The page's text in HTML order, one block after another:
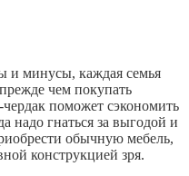
и минусы, каждая семья
чем покупать
поможет сэкономить
надо гнаться за выгодой и
обычную мебель,
конструкцией зря.